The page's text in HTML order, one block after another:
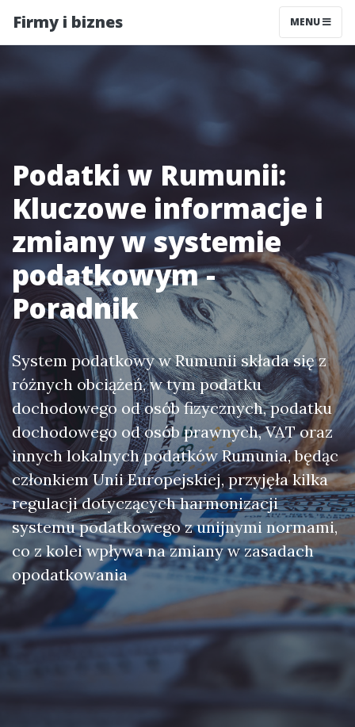
Firmy i biznes MENU
Podatki w Rumunii:
Kluczowe informacje i
zmiany w systemie
podatkowym -
Poradnik
System podatkowy w Rumunii składa się z
różnych obciążeń, w tym podatku
dochodowego od osób fizycznych, podatku
dochodowego od osób prawnych, VAT oraz
innych lokalnych podatków Rumunia, będąc
członkiem Unii Europejskiej, przyjęła kilka
regulacji dotyczących harmonizacji
systemu podatkowego z unijnymi normami,
co z kolei wpływa na zmiany w zasadach
opodatkowania